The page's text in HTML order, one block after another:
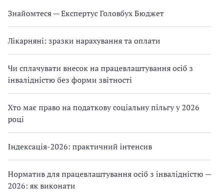
Знайомтеся — Експертус Головбух Бюджет
Лікарняні: зразки нарахування та оплати
Чи сплачувати внесок на працевлаштування осіб з
інвалідністю без форми звітності
Хто має право на податкову соціальну пільгу у 2026
році
Індексація-2026: практичний інтенсив
Норматив для працевлаштування осіб з інвалідністю —
2026: як виконати